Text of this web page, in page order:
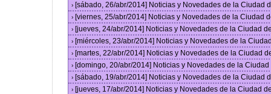
› [sábado, 26/abr/2014] Noticias y Novedades de la Ciudad
› [viernes, 25/abr/2014] Noticias y Novedades de la Ciudad
› [jueves, 24/abr/2014] Noticias y Novedades de la Ciudad
› [miércoles, 23/abr/2014] Noticias y Novedades de la
› [martes, 22/abr/2014] Noticias y Novedades de la Ciudad
› [domingo, 20/abr/2014] Noticias y Novedades de la
› [sábado, 19/abr/2014] Noticias y Novedades de la Ciudad
› [jueves, 17/abr/2014] Noticias y Novedades de la Ciudad